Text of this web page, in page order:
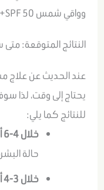
وواقي شمس SPF 50+. الفاصل بين الجلسات: 4-6 أسابيع
النتائج المتوقعة:
عند الحديث عن علاج
يحتاج إلى وقت، لذا
للنتائج كما يلي:
خلال 4-6 أسابيع:
حالة
خلال 3-4 أشهر: